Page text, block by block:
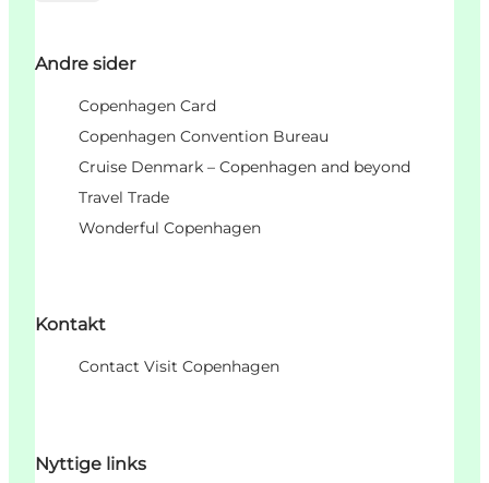
Andre sider
Copenhagen Card
Copenhagen Convention Bureau
Cruise Denmark – Copenhagen and beyond
Travel Trade
Wonderful Copenhagen
Kontakt
Contact Visit Copenhagen
Nyttige links